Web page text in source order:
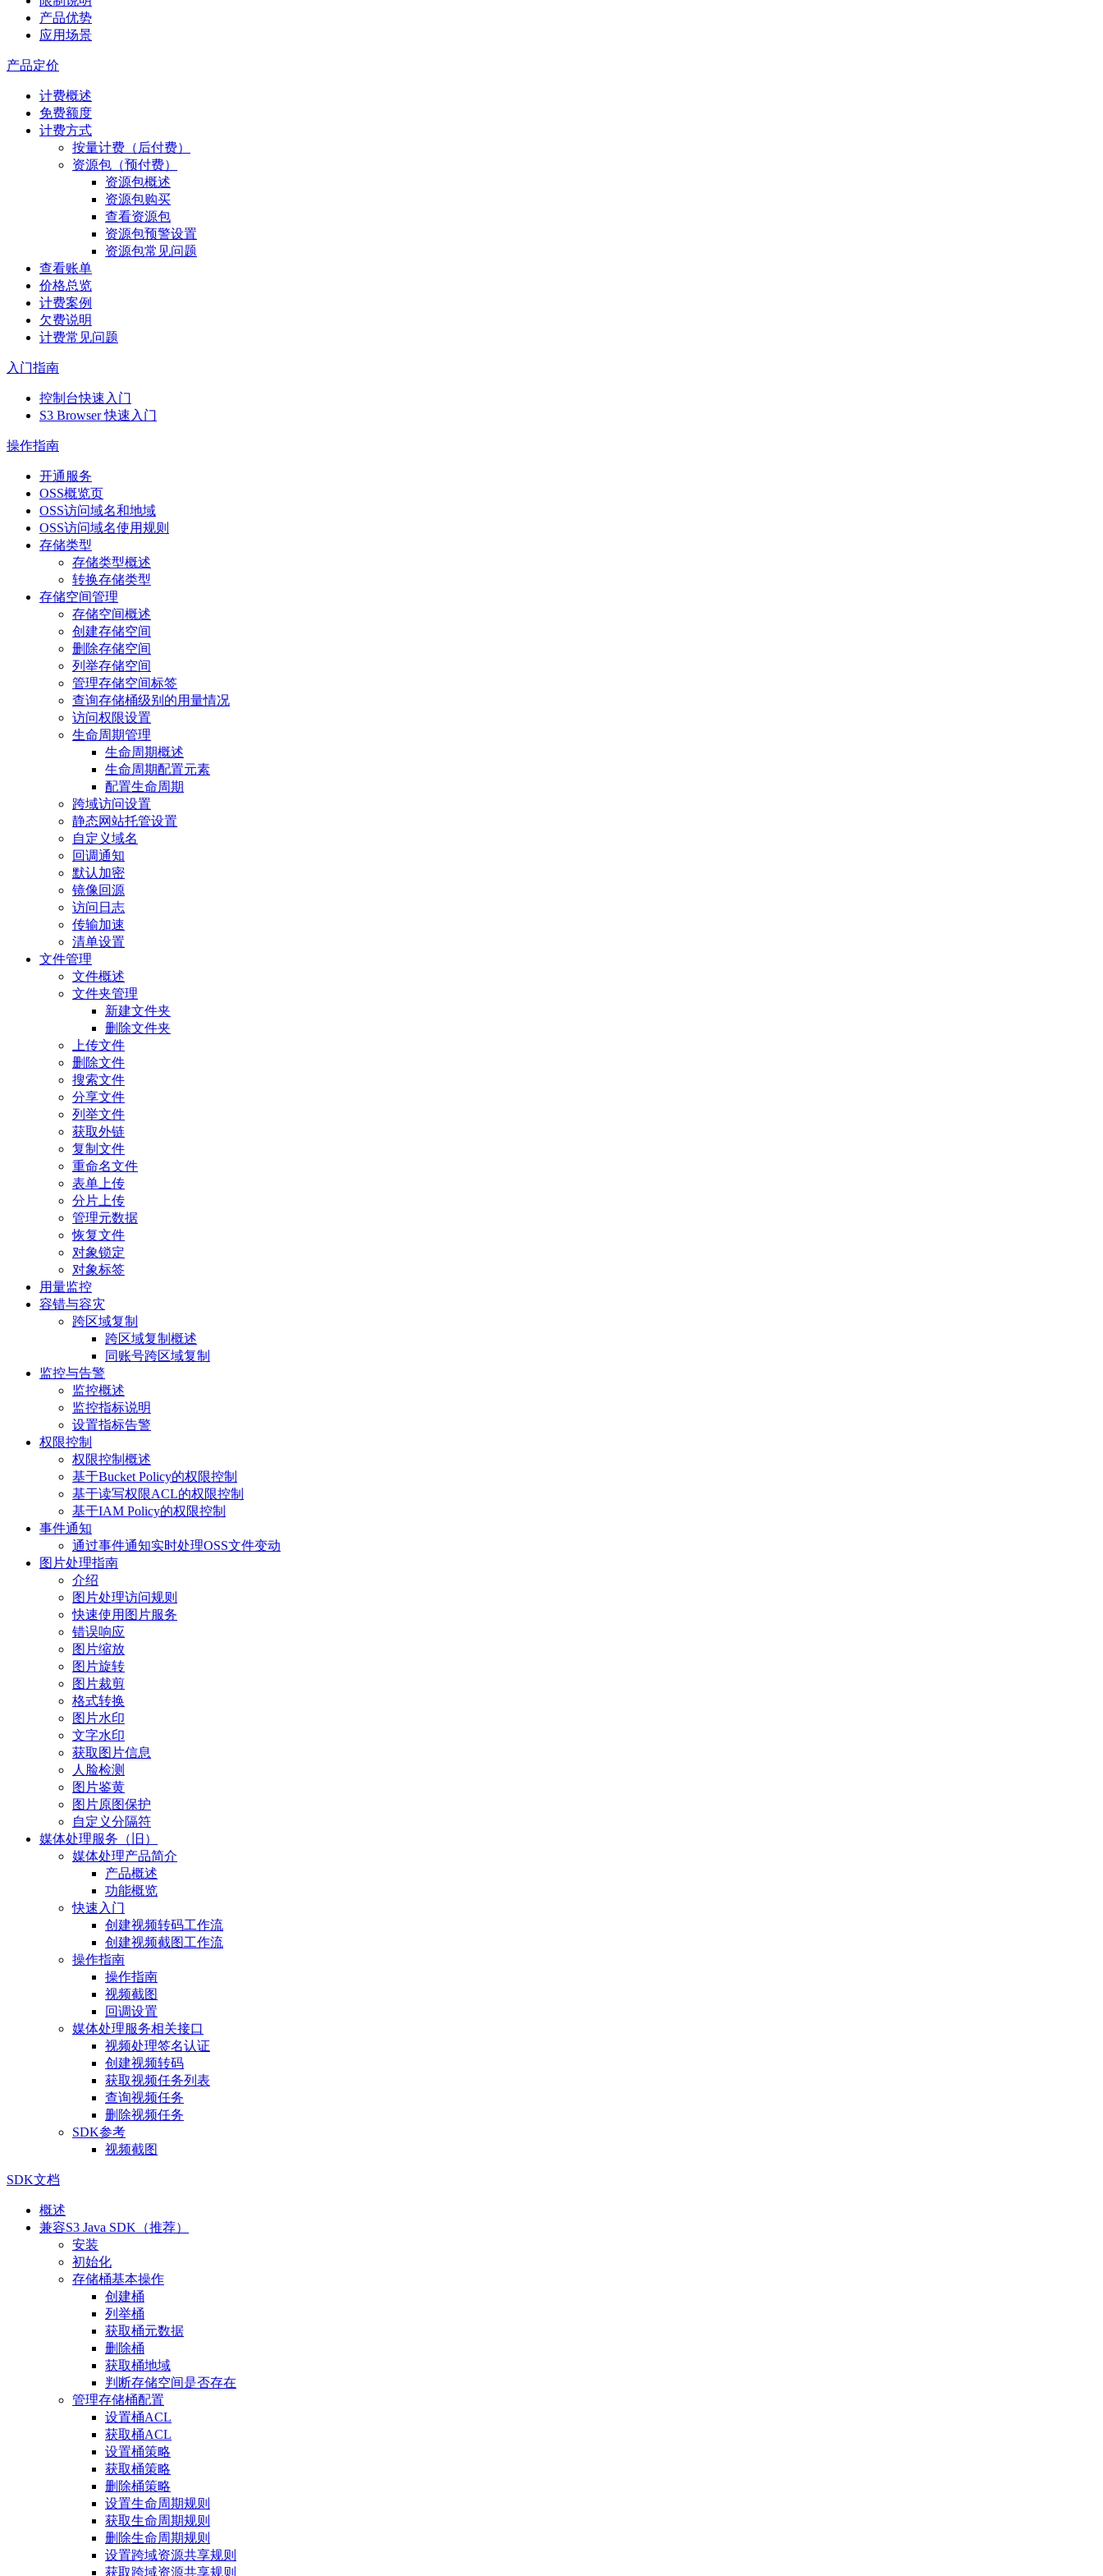
产品优势
应用场景
产品定价
计费概述
免费额度
计费方式
按量计费（后付费）
资源包（预付费）
资源包概述
资源包购买
查看资源包
资源包预警设置
资源包常见问题
查看账单
价格总览
计费案例
欠费说明
计费常见问题
入门指南
控制台快速入门
S3 Browser 快速入门
操作指南
开通服务
OSS概览页
OSS访问域名和地域
OSS访问域名使用规则
存储类型
存储类型概述
转换存储类型
存储空间管理
存储空间概述
创建存储空间
删除存储空间
列举存储空间
管理存储空间标签
查询存储桶级别的用量情况
访问权限设置
生命周期管理
生命周期概述
生命周期配置元素
配置生命周期
跨域访问设置
静态网站托管设置
自定义域名
回调通知
默认加密
镜像回源
访问日志
传输加速
清单设置
文件管理
文件概述
文件夹管理
新建文件夹
删除文件夹
上传文件
删除文件
搜索文件
分享文件
列举文件
获取外链
复制文件
重命名文件
表单上传
分片上传
管理元数据
恢复文件
对象锁定
对象标签
用量监控
容错与容灾
跨区域复制
跨区域复制概述
同账号跨区域复制
监控与告警
监控概述
监控指标说明
设置指标告警
权限控制
权限控制概述
基于Bucket Policy的权限控制
基于读写权限ACL的权限控制
基于IAM Policy的权限控制
事件通知
通过事件通知实时处理OSS文件变动
图片处理指南
介绍
图片处理访问规则
快速使用图片服务
错误响应
图片缩放
图片旋转
图片裁剪
格式转换
图片水印
文字水印
获取图片信息
人脸检测
图片鉴黄
图片原图保护
自定义分隔符
媒体处理服务（旧）
媒体处理产品简介
产品概述
功能概览
快速入门
创建视频转码工作流
创建视频截图工作流
操作指南
操作指南
视频截图
回调设置
媒体处理服务相关接口
视频处理签名认证
创建视频转码
获取视频任务列表
查询视频任务
删除视频任务
SDK参考
视频截图
SDK文档
概述
兼容S3 Java SDK（推荐）
安装
初始化
存储桶基本操作
创建桶
列举桶
获取桶元数据
删除桶
获取桶地域
判断存储空间是否存在
管理存储桶配置
设置桶ACL
获取桶ACL
设置桶策略
获取桶策略
删除桶策略
设置生命周期规则
获取生命周期规则
删除生命周期规则
设置跨域资源共享规则
获取跨域资源共享规则